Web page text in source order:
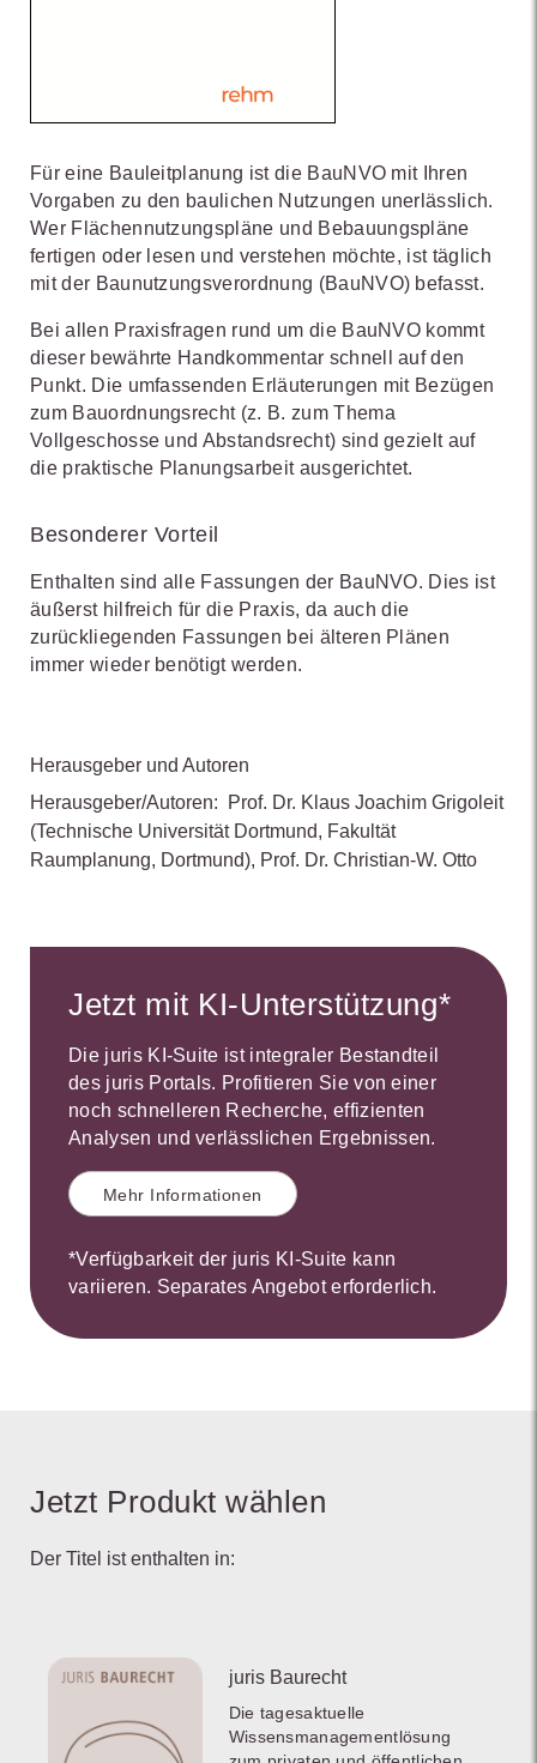
Für eine Bauleitplanung ist die BauNVO mit Ihren
Vorgaben zu den baulichen Nutzungen unerlässlich.
Wer Flächennutzungspläne und Bebauungspläne
fertigen oder lesen und verstehen möchte, ist täglich
mit der Baunutzungsverordnung (BauNVO) befasst.
Bei allen Praxisfragen rund um die BauNVO kommt
dieser bewährte Handkommentar schnell auf den
Punkt. Die umfassenden Erläuterungen mit Bezügen
zum Bauordnungsrecht (z. B. zum Thema
Vollgeschosse und Abstandsrecht) sind gezielt auf
die praktische Planungsarbeit ausgerichtet.
Besonderer Vorteil
Enthalten sind alle Fassungen der BauNVO. Dies ist
äußerst hilfreich für die Praxis, da auch die
zurückliegenden Fassungen bei älteren Plänen
immer wieder benötigt werden.
Herausgeber und Autoren
Herausgeber/Autoren:
Prof. Dr. Klaus Joachim Grigoleit
(Technische Universität Dortmund, Fakultät
Raumplanung, Dortmund), Prof. Dr. Christian-W. Otto
Jetzt mit KI-Unterstützung*
Die juris KI-Suite ist integraler Bestandteil
des juris Portals. Profitieren Sie von einer
noch schnelleren Recherche, effizienten
Analysen und verlässlichen Ergebnissen.
Mehr Informationen
*Verfügbarkeit der juris KI-Suite kann
variieren. Separates Angebot erforderlich.
Jetzt Produkt wählen
Der Titel ist enthalten in:
juris Baurecht
Die tagesaktuelle
Wissensmanagementlösung